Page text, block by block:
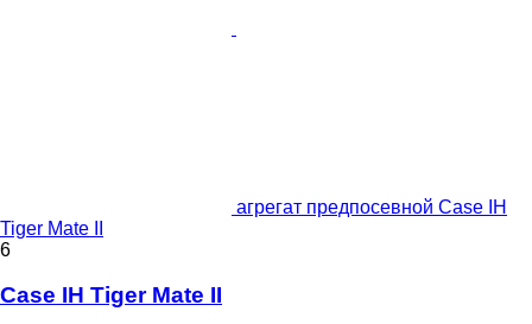
агрегат предпосевной Case IH
Tiger Mate II
6
Case IH Tiger Mate II